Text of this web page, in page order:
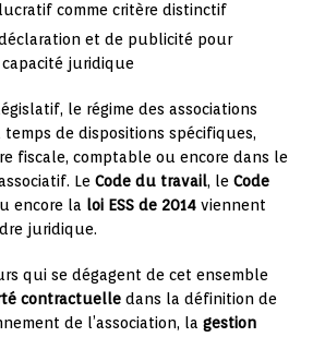
comme critère distinctif
et de publicité pour
juridique
le régime des associations
de dispositions spécifiques,
fiscale, comptable ou encore dans le
Le Code du travail, le Code
encore la loi ESS de 2014 viennent
juridique.
qui se dégagent de cet ensemble
contractuelle dans la définition de
de l’association, la gestion